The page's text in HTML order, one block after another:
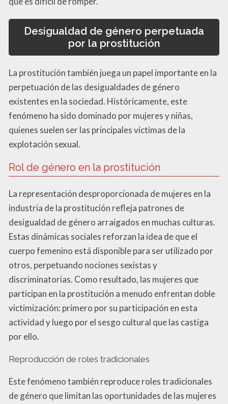
Desigualdad de género perpetuada
por la prostitución
La prostitución también juega un papel importante en la
perpetuación de las desigualdades de género
existentes en la sociedad. Históricamente, este
fenómeno ha sido dominado por mujeres y niñas,
quienes suelen ser las principales víctimas de la
explotación sexual.
Rol de género en la prostitución
La representación desproporcionada de mujeres en la
industria de la prostitución refleja patrones de
desigualdad de género arraigados en muchas culturas.
Estas dinámicas sociales reforzan la idea de que el
cuerpo femenino está disponible para ser utilizado por
otros, perpetuando nociones sexistas y
discriminatorias. Como resultado, las mujeres que
participan en la prostitución a menudo enfrentan doble
victimización: primero por su participación en esta
actividad y luego por el sesgo cultural que las castiga
por ello.
Reproducción de roles tradicionales
Este fenómeno también reproduce roles tradicionales
de género que limitan las oportunidades de las mujeres